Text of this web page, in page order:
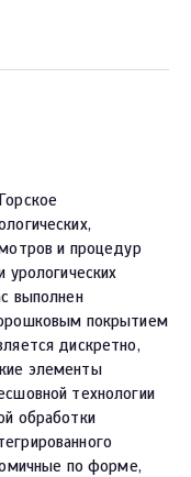
и процедур
урологических
выполнен
покрытием
дискретно,
элементы
технологии
обработки
по форме,